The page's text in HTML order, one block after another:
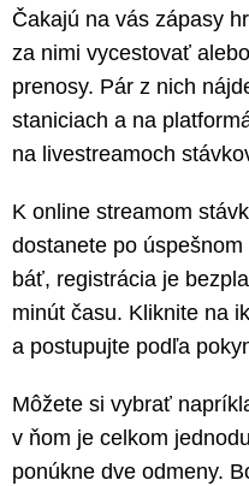
Čakajú na vás zápasy
za nimi vycestovať
prenosy. Pár z nich
staniciach a na
na livestreamoch
K online streamom
dostanete po
báť, registrácia je
minút času. Kliknite na
a postupujte podľa
Môžete si vybrať
v ňom je celkom
ponúkne dve odmeny.